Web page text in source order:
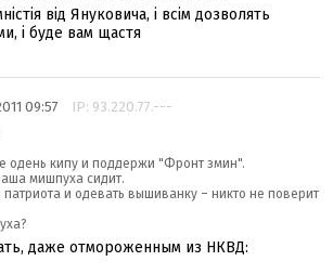
від Януковича, і всім дозволять
і буде вам щастя
09:57 IP: 93.220.77.---
одень кипу и поддержи "Фронт змин".
мишпуха сидит.
патриота и одевать вышиванку – никто не поверит
даже отмороженным из НКВД: